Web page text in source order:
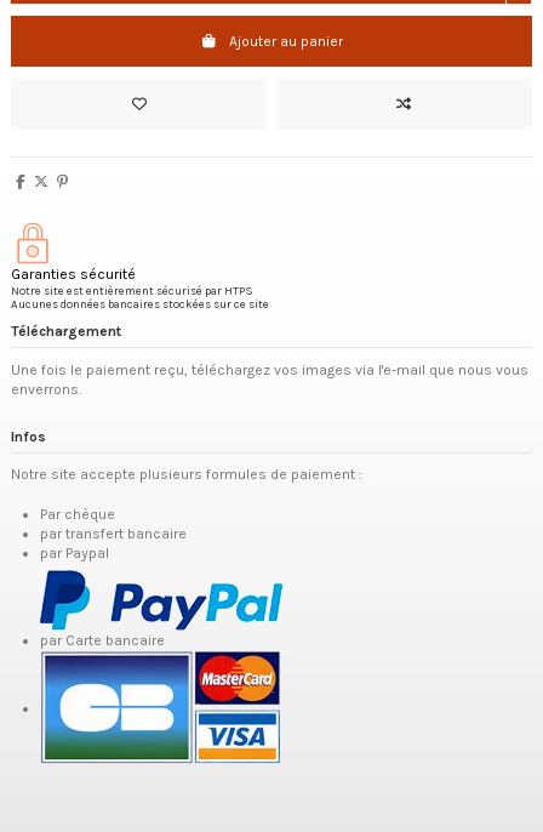
Ajouter au panier
Garanties sécurité
Notre site est entièrement sécurisé par HTPS
Aucunes données bancaires stockées sur ce site
Téléchargement
Une fois le paiement reçu, téléchargez vos images via l'e-mail que nous vous
enverrons.
Infos
Notre site accepte plusieurs formules de paiement :
Par chèque
par transfert bancaire
par Paypal
par Carte bancaire